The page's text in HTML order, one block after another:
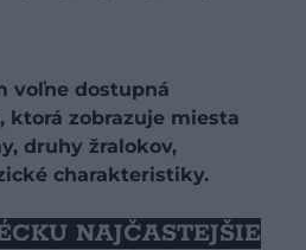
voľne dostupná
ktorá zobrazuje miesta
druhy žralokov,
charakteristiky.
NAJČASTEJŠIE